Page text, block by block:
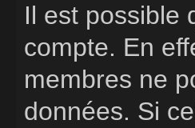
Il est possible
compte. En
membres ne
données. Si